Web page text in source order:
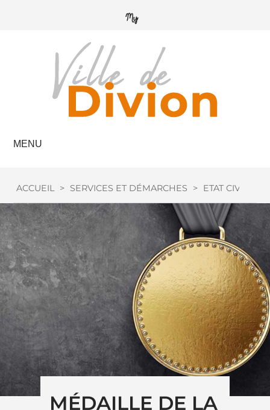
MENU
ACCUEIL > SERVICES ET DÉMARCHES > ETAT CIVIL
MÉDAILLE DE LA